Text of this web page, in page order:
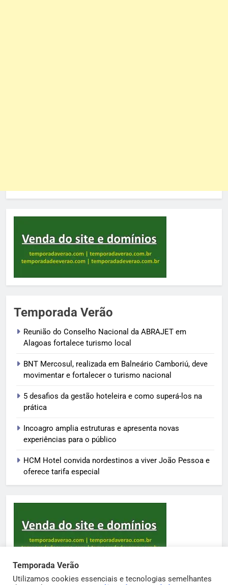
Temporada Verão
Reunião do Conselho Nacional da ABRAJET em
Alagoas fortalece turismo local
BNT Mercosul, realizada em Balneário Camboriú, deve
movimentar e fortalecer o turismo nacional
5 desafios da gestão hoteleira e como superá-los na
prática
Incoagro amplia estruturas e apresenta novas
experiências para o público
HCM Hotel convida nordestinos a viver João Pessoa e
oferece tarifa especial
Temporada Verão
Utilizamos cookies essenciais e tecnologias semelhantes